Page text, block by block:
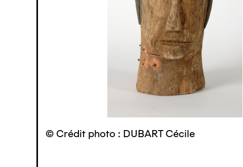
© Crédit photo : DUBART Cécile